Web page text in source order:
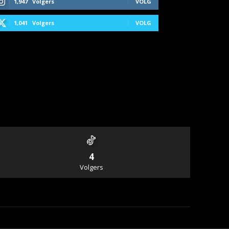
1,041 Volgers VOLG
4
Volgers